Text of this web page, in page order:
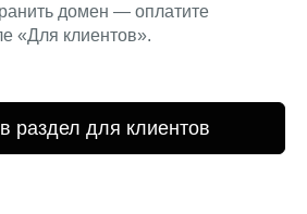
домен — оплатите
«Для клиентов».
раздел для клиентов